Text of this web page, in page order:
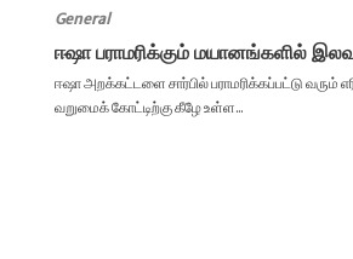
General
ஈஷா பராமரிக்கும் மயானங்களில்
ஈஷா அறக்கட்டளை சார்பில் பராமரிக்கப்பட்டு வரும்
வறுமைக் கோட்டிற்கு கீழே உள்ள...